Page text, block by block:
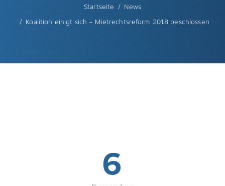
Startseite
News
Koalition einigt sich – Mietrechtsreform 2018 beschlossen
6